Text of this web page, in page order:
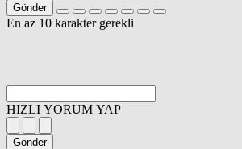
Gönder
En az 10 karakter gerekli
HIZLI YORUM YAP
Gönder